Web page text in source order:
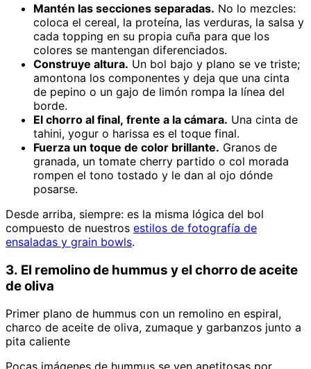
Mantén las secciones separadas. No lo mezcles:
coloca el cereal, la proteína, las verduras, la salsa y
cada topping en su propia cuña para que los
colores se mantengan diferenciados.
Construye altura. Un bol bajo y plano se ve triste;
amontona los componentes y deja que una cinta
de pepino o un gajo de limón rompa la línea del
borde.
El chorro al final, frente a la cámara. Una cinta de
tahini, yogur o harissa es el toque final.
Fuerza un toque de color brillante. Granos de
granada, un tomate cherry partido o col morada
rompen el tono tostado y le dan al ojo dónde
posarse.
Desde arriba, siempre: es la misma lógica del bol
compuesto de nuestros estilos de fotografía de
ensaladas y grain bowls.
3. El remolino de hummus y el chorro de aceite
de oliva
Primer plano de hummus con un remolino en espiral,
charco de aceite de oliva, zumaque y garbanzos junto a
pita caliente